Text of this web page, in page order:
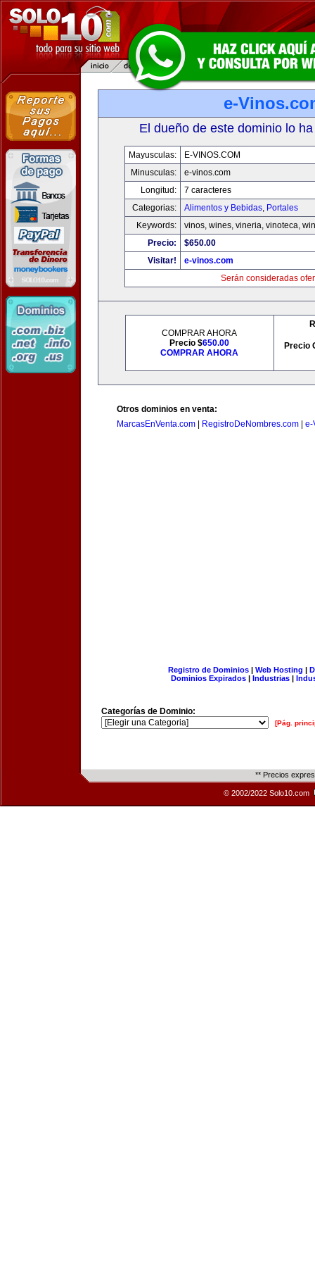
e-
El dueño de este dominio lo
Mayusculas:
E-VINOS.COM
Minusculas:
e-vinos.com
Longitud:
7 caracteres
Categorias:
Alimentos y Bebidas, Portales
Keywords:
vinos, wines, vineria, vinoteca,
Precio:
$650.00
Visitar!
e-vinos.com
Serán consideradas
COMPRAR AHORA
Precio $650.00
COMPRAR AHORA
Precio
Otros dominios en venta:
MarcasEnVenta.com
RegistroDeNombres.com e-
Registro de Dominios| Web Hosting |
Dominios Expirados | Industrias |
Categorías de Dominio:
[Pág.
** Precios
© 2002/2022 Solo10.com